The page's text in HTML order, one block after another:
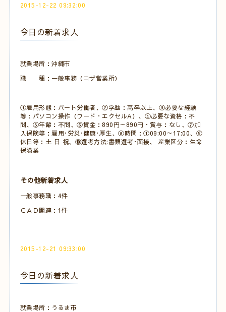
2015-12-22 09:32:00
今日の新着求人
就業場所：沖縄市
職 種：一般事務（コザ営業所）
①雇用形態：パート労働者、②学歴：高卒以上、③必要な経験
等：パソコン操作（ワード・エクセルA）、④必要な資格：不
問、⑤年齢：不問、⑥賃金：890円～890円・賞与：なし、⑦加
入保険等：雇用･労災･健康･厚生、⑧時間：①09:00～17:00、⑨
休日等：土 日 祝、⑩選考方法:書類選考･面接、 産業区分：生命
保険業
その他新着求人
一般事務職：4件
ＣＡＤ関連：1件
2015-12-21 09:33:00
今日の新着求人
就業場所：うるま市